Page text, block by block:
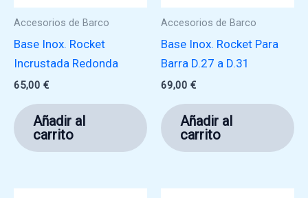
Accesorios de Barco
Base Inox. Rocket
Incrustada Redonda
65,00 €
Añadir al
carrito
Accesorios de Barco
Base Inox. Rocket Para
Barra D.27 a D.31
69,00 €
Añadir al
carrito